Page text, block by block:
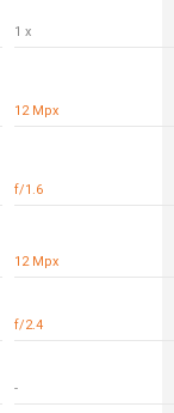
1 x
12 Mpx
f/1.6
12 Mpx
f/2.4
-